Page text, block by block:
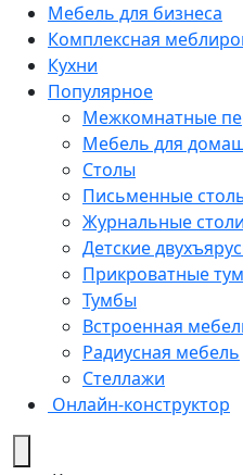
Мебель для бизнеса
Комплексная
Кухни
Популярное
Межкомнатные
Мебель для
Столы
Письменные
Журнальные
Детские
Прикроватные
Тумбы
Встроенная
Радиусная мебель
Стеллажи
Онлайн-конструктор